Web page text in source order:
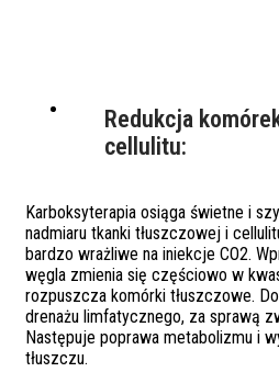
Redukcja
cellulitu:
Karboksyterapia osiąga świetne i
nadmiaru tkanki tłuszczowej i
bardzo wrażliwe na iniekcje CO2.
węgla zmienia się częściowo w
rozpuszcza komórki tłuszczowe.
drenażu limfatycznego, za sprawą
Następuje poprawa metabolizmu i
tłuszczu.